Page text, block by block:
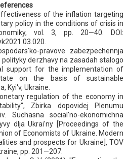
of the inflation targeting
policy in the conditions of crisis in
vol. 3, pp. 20—40. DOI:
pravove zabezpechennja
derzhavy na zasadah stalogo
support for the implementation of
on the basis of sustainable
Kyi'v, Ukraine.
regulation of the economy in
Zbirka dopovidej Plenumu
Suchasna social'no-ekonomichna
dlja Ukrai'ny [Proceedings of the
of Economists of Ukraine. Modern
and prospects for Ukraine], TOV
pp. 201—207.